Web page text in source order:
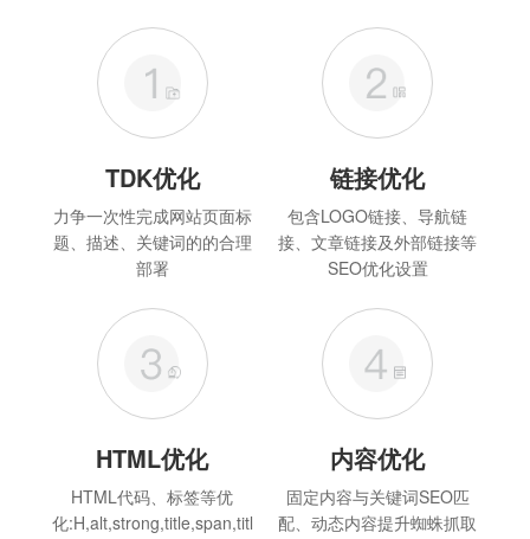
TDK优化
力争一次性完成网站页面标
题、描述、关键词的的合理
部署
链接优化
包含LOGO链接、导航链
接、文章链接及外部链接等
SEO优化设置
HTML优化
HTML代码、标签等优
化:H,alt,strong,title,span,titl
内容优化
固定内容与关键词SEO匹
配、动态内容提升蜘蛛抓取